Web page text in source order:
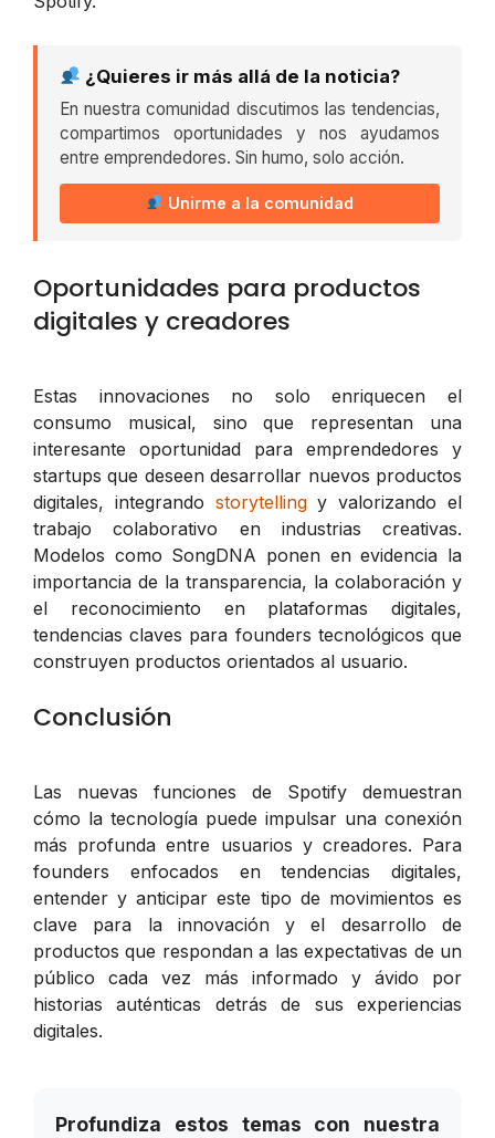
¿Quieres ir más allá de la noticia?
En nuestra comunidad discutimos las tendencias,
compartimos oportunidades y nos ayudamos
entre emprendedores. Sin humo, solo acción.
Unirme a la comunidad
Oportunidades para productos
digitales y creadores
Estas innovaciones no solo enriquecen el
consumo musical, sino que representan una
interesante oportunidad para emprendedores y
startups que deseen desarrollar nuevos productos
digitales, integrando storytellingy valorizando el
trabajo colaborativo en industrias creativas.
Modelos como SongDNA ponen en evidencia la
importancia de la transparencia, la colaboración y
el reconocimiento en plataformas digitales,
tendencias claves para founders tecnológicos que
construyen productos orientados al usuario.
Conclusión
Las nuevas funciones de Spotify demuestran
cómo la tecnología puede impulsar una conexión
más profunda entre usuarios y creadores. Para
founders enfocados en tendencias digitales,
entender y anticipar este tipo de movimientos es
clave para la innovación y el desarrollo de
productos que respondan a las expectativas de un
público cada vez más informado y ávido por
historias auténticas detrás de sus experiencias
digitales.
Profundiza estos temas con nuestra